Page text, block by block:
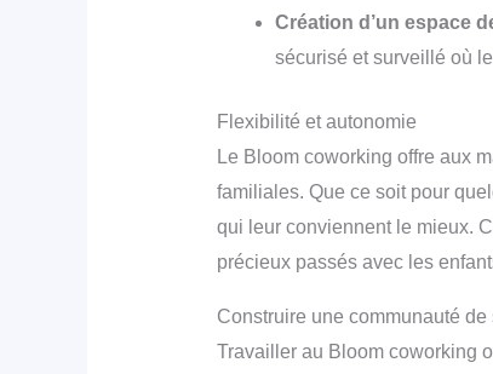
Création d’un espace
sécurisé et surveillé où
Flexibilité et autonomie
Le Bloom coworking offre aux
familiales. Que ce soit pour
qui leur conviennent le mieux.
précieux passés avec les
Construire une communauté de
Travailler au Bloom coworking